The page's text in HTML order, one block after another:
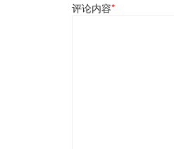
评论内容*